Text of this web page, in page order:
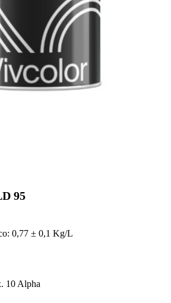
95
0,77 ± 0,1 Kg/L
10 Alpha